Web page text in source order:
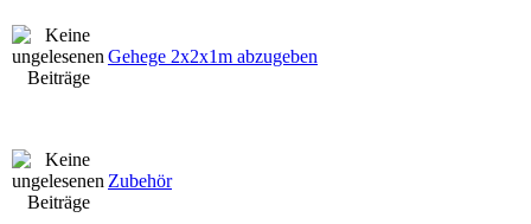
Gehege 2x2x1m abzugeben
Zubehör